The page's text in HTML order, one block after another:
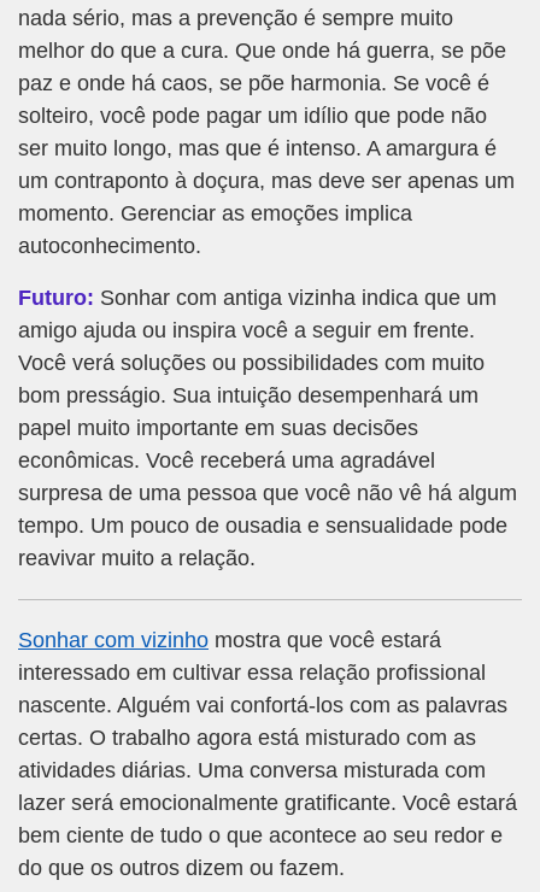
nada sério, mas a prevenção é sempre muito
melhor do que a cura. Que onde há guerra, se põe
paz e onde há caos, se põe harmonia. Se você é
solteiro, você pode pagar um idílio que pode não
ser muito longo, mas que é intenso. A amargura é
um contraponto à doçura, mas deve ser apenas um
momento. Gerenciar as emoções implica
autoconhecimento.
Futuro: Sonhar com antiga vizinha indica que um
amigo ajuda ou inspira você a seguir em frente.
Você verá soluções ou possibilidades com muito
bom presságio. Sua intuição desempenhará um
papel muito importante em suas decisões
econômicas. Você receberá uma agradável
surpresa de uma pessoa que você não vê há algum
tempo. Um pouco de ousadia e sensualidade pode
reavivar muito a relação.
Sonhar com vizinho mostra que você estará
interessado em cultivar essa relação profissional
nascente. Alguém vai confortá-los com as palavras
certas. O trabalho agora está misturado com as
atividades diárias. Uma conversa misturada com
lazer será emocionalmente gratificante. Você estará
bem ciente de tudo o que acontece ao seu redor e
do que os outros dizem ou fazem.